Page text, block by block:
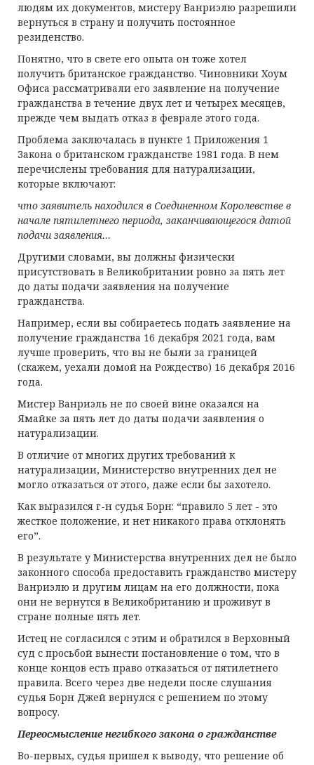
людям их документов, мистеру Ванриэлю разрешили
вернуться в страну и получить постоянное
резиденство.
Понятно, что в свете его опыта он тоже хотел
получить британское гражданство. Чиновники Хоум
Офиса рассматривали его заявление на получение
гражданства в течение двух лет и четырех месяцев,
прежде чем выдать отказ в феврале этого года.
Проблема заключалась в пункте 1 Приложения 1
Закона о британском гражданстве 1981 года. В нем
перечислены требования для натурализации,
которые включают:
что заявитель находился в Соединенном Королевстве в
начале пятилетнего периода, заканчивающегося датой
подачи заявления…
Другими словами, вы должны физически
присутствовать в Великобритании ровно за пять лет
до даты подачи заявления на получение
гражданства.
Например, если вы собираетесь подать заявление на
получение гражданства 16 декабря 2021 года, вам
лучше проверить, что вы не были за границей
(скажем, уехали домой на Рождество) 16 декабря 2016
года.
Мистер Ванриэль не по своей вине оказался на
Ямайке за пять лет до даты подачи заявления о
натурализации.
В отличие от многих других требований к
натурализации, Министерство внутренних дел не
могло отказаться от этого, даже если бы захотело.
Как выразился г-н судья Борн: “правило 5 лет - это
жесткое положение, и нет никакого права отклонять
его”.
В результате у Министерства внутренних дел не было
законного способа предоставить гражданство мистеру
Ванриэлю и другим лицам на его должности, пока
они не вернутся в Великобританию и проживут в
стране полные пять лет.
Истец не согласился с этим и обратился в Верховный
суд с просьбой вынести постановление о том, что в
конце концов есть право отказаться от пятилетнего
правила. Всего через две недели после слушания
судья Борн Джей вернулся с решением по этому
вопросу.
Переосмысление негибкого закона о гражданстве
Во-первых, судья пришел к выводу, что решение об